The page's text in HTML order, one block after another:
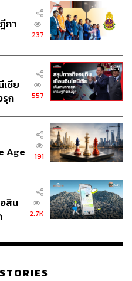
กา
237
ซีย
รุก
557
Age
191
สิน
2.7K